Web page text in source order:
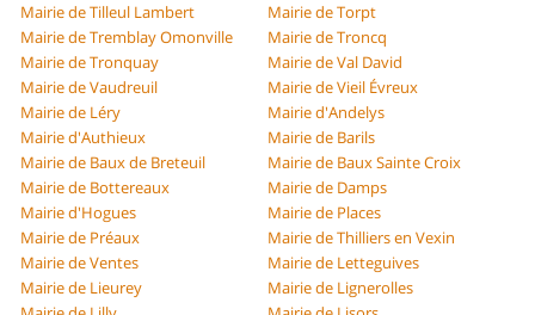
Mairie de Tilleul Lambert
Mairie de Torpt
Mairie de Tremblay Omonville
Mairie de Troncq
Mairie de Tronquay
Mairie de Val David
Mairie de Vaudreuil
Mairie de Vieil Évreux
Mairie de Léry
Mairie d'Andelys
Mairie d'Authieux
Mairie de Barils
Mairie de Baux de Breteuil
Mairie de Baux Sainte Croix
Mairie de Bottereaux
Mairie de Damps
Mairie d'Hogues
Mairie de Places
Mairie de Préaux
Mairie de Thilliers en Vexin
Mairie de Ventes
Mairie de Letteguives
Mairie de Lieurey
Mairie de Lignerolles